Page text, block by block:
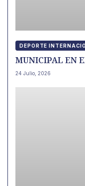
DEPORTE
MUNICIPAL EN
24 Julio, 2026